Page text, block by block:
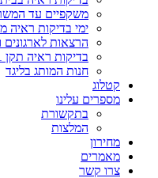
משקפיים עד
ימי בדיקות ראיה
הרצאות לארגונים
בדיקות ראיה תקן ISO9001 למפעלים וחברות
חנות המותג בליגד
קטלוג
מספרים עלינו
בתקשורת
המלצות
מחירון
מאמרים
צרו קשר